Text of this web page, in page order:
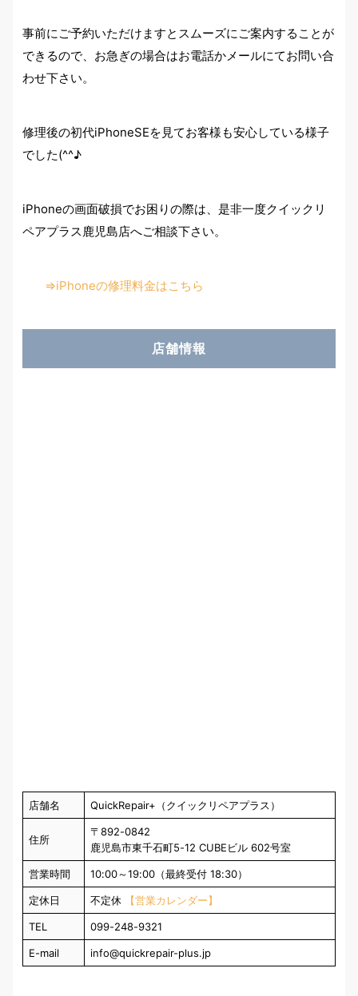
事前にご予約いただけますとスムーズにご案内することが
できるので、お急ぎの場合はお電話かメールにてお問い合
わせ下さい。
修理後の初代iPhoneSEを見てお客様も安心している様子
でした(^^♪
iPhoneの画面破損でお困りの際は、是非一度クイックリ
ペアプラス鹿児島店へご相談下さい。
⇒iPhoneの修理料金はこちら
店舗情報
店舗名 QuickRepair+（クイックリペアプラス）
住所
〒892-0842
鹿児島市東千石町5-12 CUBEビル 602号室
営業時間 10:00～19:00（最終受付 18:30）
定休日 不定休 【営業カレンダー】
TEL 099-248-9321
E-mail info@quickrepair-plus.jp